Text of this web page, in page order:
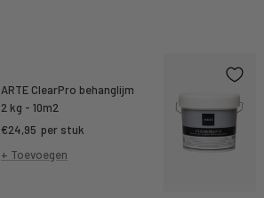
ARTE ClearPro behanglijm
2 kg - 10m2
Kortings
prijs
€24,95 per stuk
+ Toevoegen